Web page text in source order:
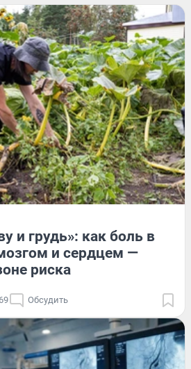
и грудь»: как боль в
и сердцем —
риска
Обсудить